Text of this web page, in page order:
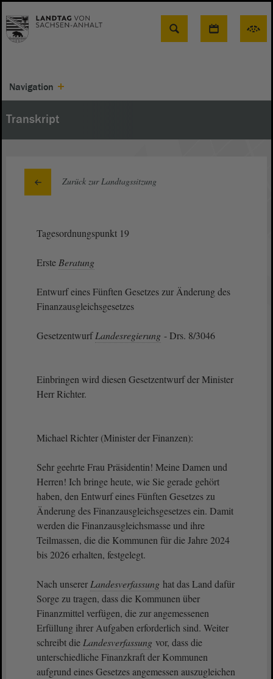
Suche
Navigation
Transkript
Zurück zur Landtagssitzung
Tagesordnungspunkt 19
Erste Beratung
Entwurf eines Fünften Gesetzes zur Änderung des
Finanzausgleichsgesetzes
GesetzentwurfLandesregierung - Drs. 8/3046
Einbringen wird diesen Gesetzentwurf der Minister
Herr Richter.
Michael Richter (Minister der Finanzen):
Sehr geehrte Frau Präsidentin! Meine Damen und
Herren! Ich bringe heute, wie Sie gerade gehört
haben, den Entwurf eines Fünften Gesetzes zu
Änderung des Finanzausgleichsgesetzes ein. Damit
werden die Finanzausgleichsmasse und ihre
Teilmassen, die die Kommunen für die Jahre 2024
bis 2026 erhalten, festgelegt.
Nach unserer Landesverfassung hat das Land dafür
Sorge zu tragen, dass die Kommunen über
Finanzmittel verfügen, die zur angemessenen
Erfüllung ihrer Aufgaben erforderlich sind. Weiter
schreibt die Landesverfassung vor, dass die
unterschiedliche Finanzkraft der Kommunen
aufgrund eines Gesetzes angemessen auszugleichen